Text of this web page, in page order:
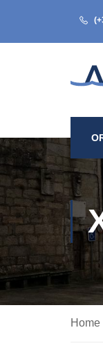
Home